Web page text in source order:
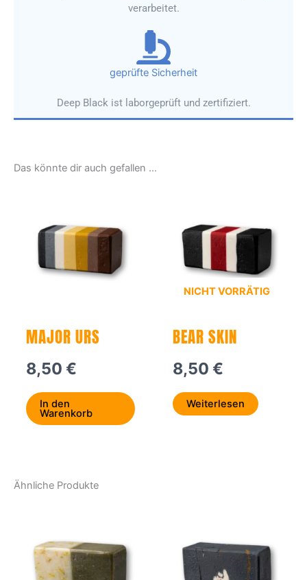
verarbeitet.
geprüfte Sicherheit
Deep Black ist laborgeprüft und zertifiziert.
Das könnte dir auch gefallen …
MAJOR URS
8,50 €
In den
Warenkorb
NICHT VORRÄTIG
BEAR SKIN
8,50 €
Weiterlesen
Ähnliche Produkte